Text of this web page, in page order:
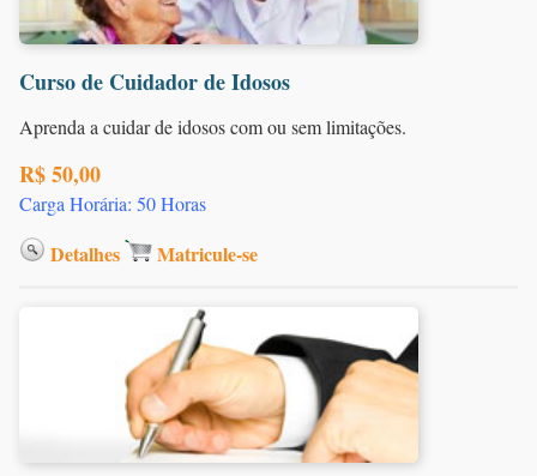
Curso de Cuidador de Idosos
Aprenda a cuidar de idosos com ou sem limitações.
R$ 50,00
Carga Horária: 50 Horas
Detalhes Matricule-se